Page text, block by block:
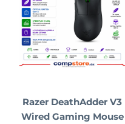
Razer DeathAdder V3
Wired Gaming Mouse